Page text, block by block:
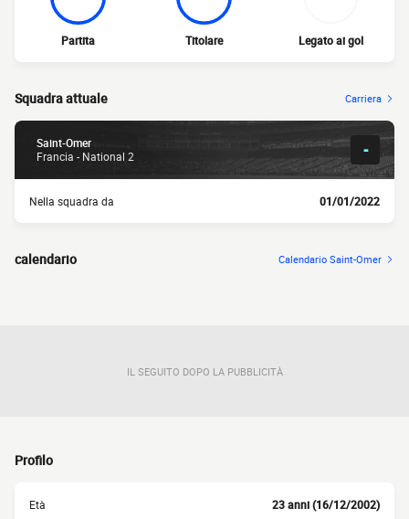
Partita Titolare Legato ai gol
Squadra attuale Carriera
Saint-Omer
Francia - National 2
-
Nella squadra da 01/01/2022
calendario Calendario Saint-Omer
IL SEGUITO DOPO LA PUBBLICITÀ
Profilo
Età 23 anni (16/12/2002)